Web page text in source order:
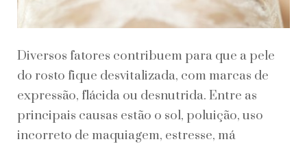
Diversos fatores contribuem para que a pele
do rosto fique desvitalizada, com marcas de
expressão, flácida ou desnutrida. Entre as
principais causas estão o sol, poluição, uso
incorreto de maquiagem, estresse, má